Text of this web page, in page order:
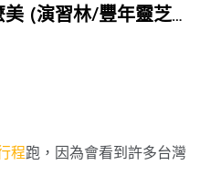
(演習林/豐年靈芝菇
巧克力工房)
程跑，因為會看到許多台灣